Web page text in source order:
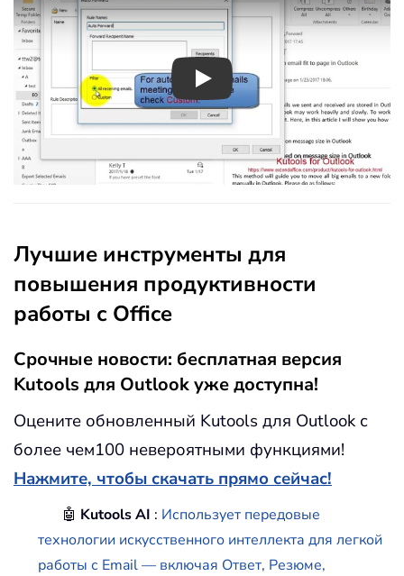
Play
Лучшие инструменты для
повышения продуктивности
работы с Office
Срочные новости: бесплатная версия
Kutools для Outlook уже доступна!
Оцените обновленный Kutools для Outlook с
более чем100 невероятными функциями!
Нажмите, чтобы скачать прямо сейчас!
🤖 Kutools AI : Использует передовые
технологии искусственного интеллекта для легкой
работы с Email — включая Ответ, Резюме,